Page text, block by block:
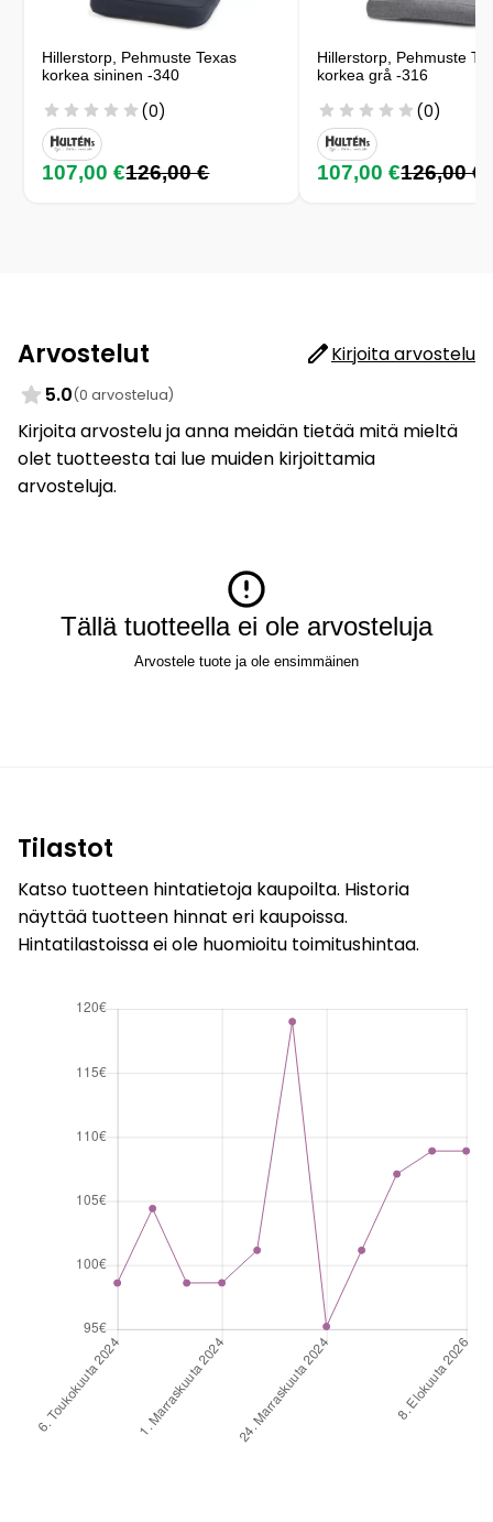
Hillerstorp, Pehmuste Texas
korkea sininen -340
(0)
107,00 €126,00 €
Hillerstorp, Pehmuste
korkea grå -316
(0)
107,00 €126,00 €
Arvostelut
Kirjoita arvostelu
5.0(0 arvostelua)
Kirjoita arvostelu ja anna meidän tietää mitä mieltä
olet tuotteesta tai lue muiden kirjoittamia
arvosteluja.
Tällä tuotteella ei ole arvosteluja
Arvostele tuote ja ole ensimmäinen
Tilastot
Katso tuotteen hintatietoja kaupoilta. Historia
näyttää tuotteen hinnat eri kaupoissa.
Hintatilastoissa ei ole huomioitu toimitushintaa.